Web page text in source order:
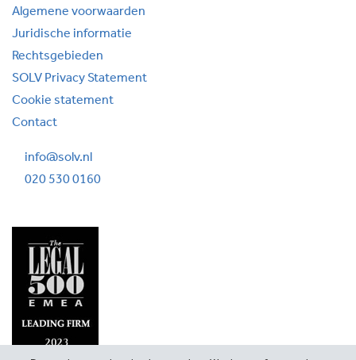
Algemene voorwaarden
Juridische informatie
Rechtsgebieden
SOLV Privacy Statement
Cookie statement
Contact
info@solv.nl
020 530 0160